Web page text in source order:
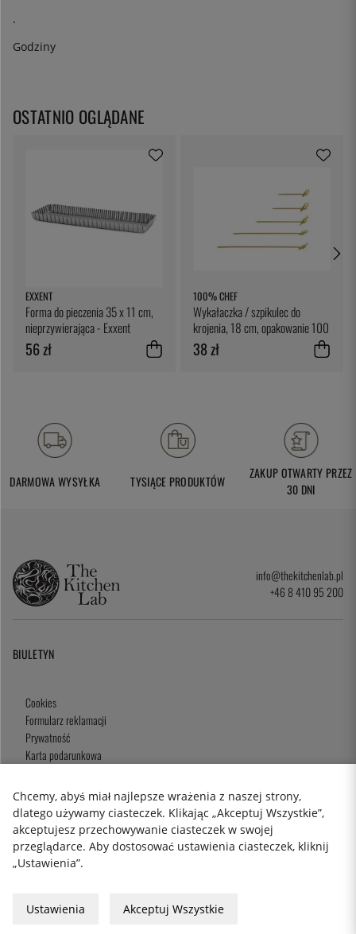
.
Godziny
OSTATNIO OGLĄDANE
EXXENT
Forma do pieczenia 35 x 11 cm,
nieprzywierająca - Exxent
56 zł
100% CHEF
Wykałaczka / szpikulec do
krojenia, 18 cm, opakowanie 100
sztuk - 100% Chef
38 zł
DARMOWA WYSYŁKA TYSIĄCE PRODUKTÓW
ZAKUP OTWARTY PRZEZ
30 DNI
info@thekitchenlab.pl
+46 8 410 95 200
BIULETYN
Cookies
Formularz reklamacji
Prywatność
Karta podarunkowa
2026 KitchenLab AB
Chcemy, abyś miał najlepsze wrażenia z naszej strony,
dlatego używamy ciasteczek. Klikając „Akceptuj Wszystkie”,
akceptujesz przechowywanie ciasteczek w swojej
przeglądarce. Aby dostosować ustawienia ciasteczek, kliknij
„Ustawienia”.
Ustawienia Akceptuj Wszystkie